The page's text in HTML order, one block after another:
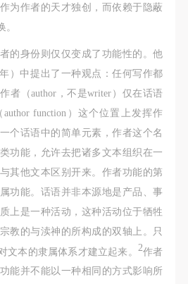
为作者的天才独创，而依赖于隐蔽
的身份则仅仅变成了功能性的。他
）中提出了一种观点：任何写作都
者（author，不是writer）仅在话语
function）这个位置上发挥作
个话语中的简单元素，作者这个名
功能，允许去把诸多文本组织在一
其他文本区别开来。作者功能的第
功能。话语并非本源地是产品、事
上是一种活动，这种活动位于牺牲
教的与渎神的所构成的双轴上。只
文本的隶属体系才建立起来。 2作者
能并不能以一种相同的方式影响所